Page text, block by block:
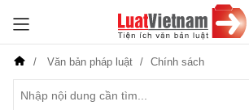
Văn bản pháp luật Chính sách